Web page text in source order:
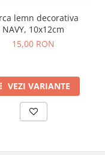
lemn decorativa
NAVY, 10x12cm
15,00 RON
VEZI VARIANTE